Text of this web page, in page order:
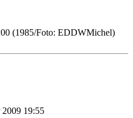
(1985/Foto: EDDWMichel)
19:55